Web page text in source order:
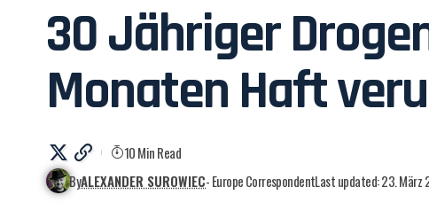
30 Jähriger
Monaten Haft
ByALEXANDER SUROWIEC- Europe CorrespondentLast updated: 23. März
10 Min Read